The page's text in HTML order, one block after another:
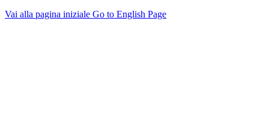
Vai alla pagina iniziale Go to English Page